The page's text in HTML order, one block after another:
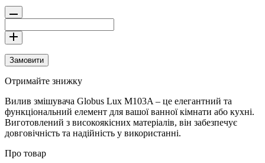
Замовити
Отримайте знижку
Вилив змішувача Globus Lux M103A – це елегантний та
функціональний елемент для вашої ванної кімнати або кухні.
Виготовлений з високоякісних матеріалів, він забезпечує
довговічність та надійність у використанні.
Про товар